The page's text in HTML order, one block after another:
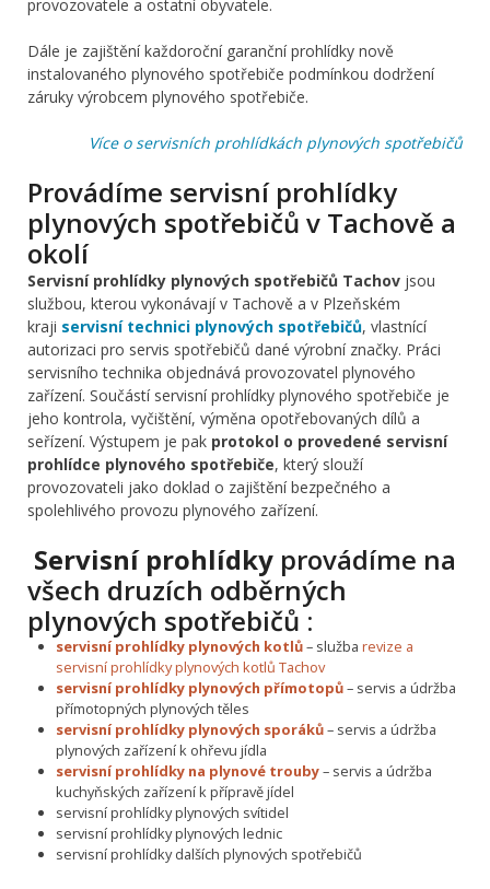
provozovatele a ostatní obyvatele.
Dále je zajištění každoroční garanční prohlídky nově
instalovaného plynového spotřebiče podmínkou dodržení
záruky výrobcem plynového spotřebiče.
Více o servisních prohlídkách plynových spotřebičů
Provádíme servisní prohlídky
plynových spotřebičů v Tachově a
okolí
Servisní prohlídky plynových spotřebičů Tachov jsou
službou, kterou vykonávají v Tachově a v Plzeňském
kraji servisní technici plynových spotřebičů, vlastnící
autorizaci pro servis spotřebičů dané výrobní značky. Práci
servisního technika objednává provozovatel plynového
zařízení. Součástí servisní prohlídky plynového spotřebiče je
jeho kontrola, vyčištění, výměna opotřebovaných dílů a
seřízení. Výstupem je pak protokol o provedené servisní
prohlídce plynového spotřebiče, který slouží
provozovateli jako doklad o zajištění bezpečného a
spolehlivého provozu plynového zařízení.
Servisní prohlídky provádíme na
všech druzích odběrných
plynových spotřebičů :
servisní prohlídky plynových kotlů– služba revize a
servisní prohlídky plynových kotlů Tachov
servisní prohlídky plynových přímotopů– servis a údržba
přímotopných plynových těles
servisní prohlídky plynových sporáků– servis a údržba
plynových zařízení k ohřevu jídla
servisní prohlídky na plynové trouby– servis a údržba
kuchyňských zařízení k přípravě jídel
servisní prohlídky plynových svítidel
servisní prohlídky plynových lednic
servisní prohlídky dalších plynových spotřebičů